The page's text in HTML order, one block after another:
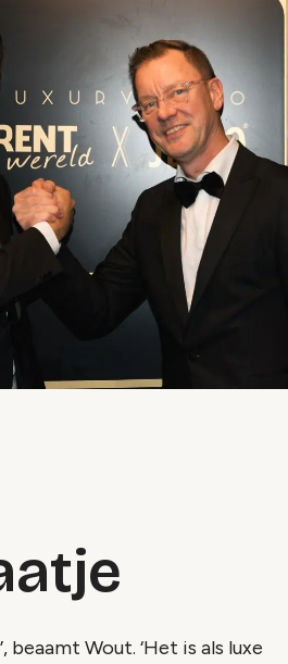
beaamt Wout. ‘Het is als luxe